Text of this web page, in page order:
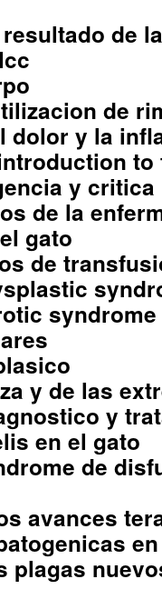
de
de
dolor y la
y
de la
gato
de
syndrome
y de las
y
en el gato
de
avances
plagas